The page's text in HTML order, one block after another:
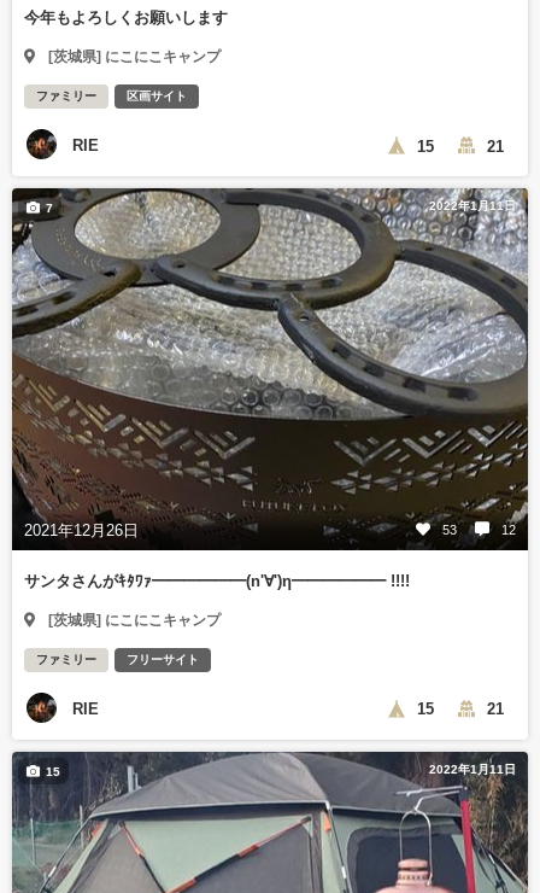
今年もよろしくお願いします
[茨城県] にこにこキャンプ
ファミリー 区画サイト
RIE 15 21
2022年1月11日
2021年12月26日 53 12
7
サンタさんがｷﾀﾜｧ━━━━━━(n'∀')η━━━━━━ !!!!
[茨城県] にこにこキャンプ
ファミリー フリーサイト
RIE 15 21
2022年1月11日
15